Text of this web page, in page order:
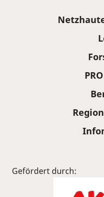
Gefördert durch: